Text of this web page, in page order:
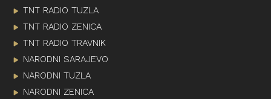
TNT RADIO TUZLA
TNT RADIO ZENICA
TNT RADIO TRAVNIK
NARODNI SARAJEVO
NARODNI TUZLA
NARODNI ZENICA